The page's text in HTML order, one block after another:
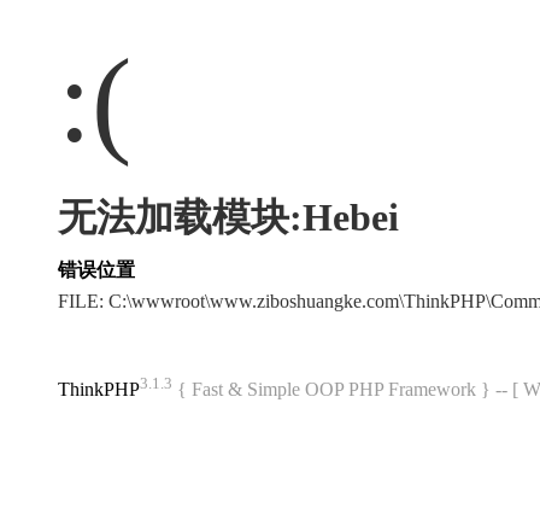
:(
无法加载模块:Hebei
错误位置
FILE:
ThinkPHP3.1.3 { Fast & Simple OOP PHP Framework } -- [